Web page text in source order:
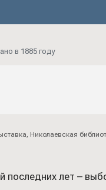
в 1885 году
, Николаевская
лет –